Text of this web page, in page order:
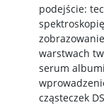
podejście:
warstwach
serum
cząsteczek